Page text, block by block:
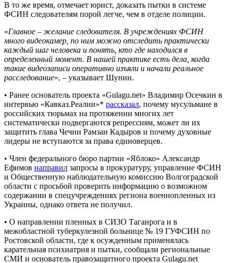
В то же время, отмечает юрист, доказать пытки в системе
ФСИН следователям порой легче, чем в отделе полиции.
«Главное – желание следователя. В учреждениях ФСИН
много видеокамер, по ним можно отследить практически
каждый шаг человека и понять, кто где находился в
определенный момент. В нашей практике есть дела, когда
такие видеозаписи оперативно изъяли и начали реальное
расследование», – указывает Шунин.
• Ранее основатель проекта «Gulagu.net» Владимир Осечкин в
интервью «Кавказ.Реалии»* рассказал, почему мусульмане в
российских тюрьмах на протяжении многих лет
систематически подвергаются репрессиям, может ли их
защитить глава Чечни Рамзан Кадыров и почему духовные
лидеры не вступаются за права единоверцев.
• Член федерального бюро партии «Яблоко» Александр
Ефимов направил запросы в прокуратуру, управление ФСИН
и Общественную наблюдательную комиссию Волгоградской
области с просьбой проверить информацию о возможном
содержании в спецучреждениях региона военнопленных из
Украины, однако ответа не получил.
• О направлении пленных в СИЗО Таганрога и в
межобластной туберкулезной больнице № 19 ГУФСИН по
Ростовской области, где к осужденным применялась
карательная психиатрия и пытки, сообщали региональные
СМИ и основатель правозащитного проекта Gulagu.net